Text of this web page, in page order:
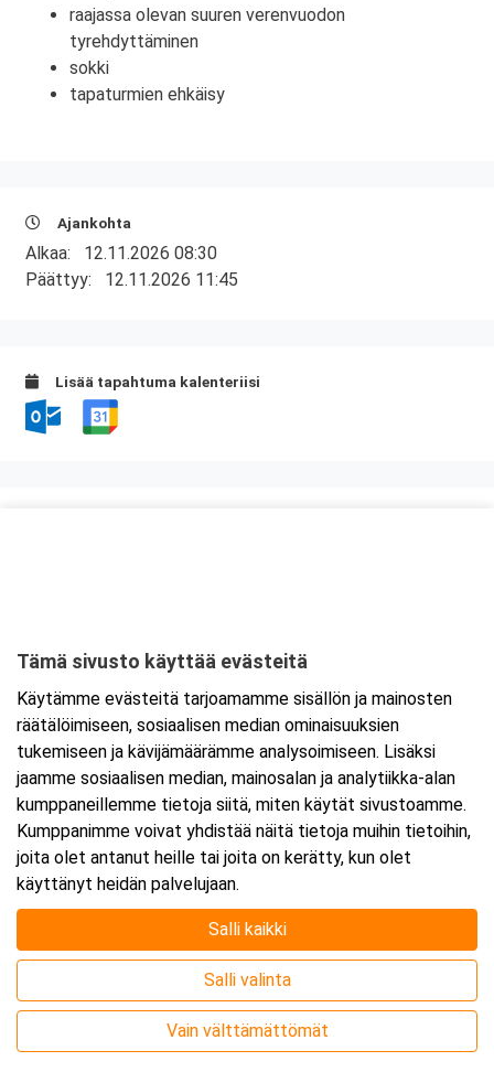
raajassa olevan suuren verenvuodon
tyrehdyttäminen
sokki
tapaturmien ehkäisy
Ajankohta
Alkaa: 12.11.2026 08:30
Päättyy: 12.11.2026 11:45
Lisää tapahtuma kalenteriisi
Tarkempi kartta ja ajo-ohjeet
Tämä sivusto käyttää evästeitä
Käytämme evästeitä tarjoamamme sisällön ja mainosten
räätälöimiseen, sosiaalisen median ominaisuuksien
tukemiseen ja kävijämäärämme analysoimiseen. Lisäksi
jaamme sosiaalisen median, mainosalan ja analytiikka-alan
kumppaneillemme tietoja siitä, miten käytät sivustoamme.
Kumppanimme voivat yhdistää näitä tietoja muihin tietoihin,
joita olet antanut heille tai joita on kerätty, kun olet
käyttänyt heidän palvelujaan.
Salli kaikki
Salli valinta
Vain välttämättömät